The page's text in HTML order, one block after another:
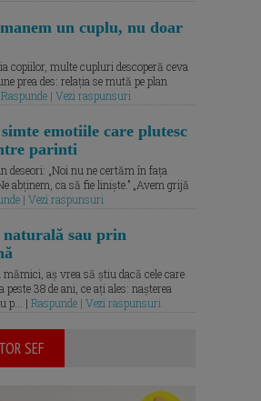
un cuplu, nu doar
copiilor, multe cupluri descoperă ceva
prea des: relația se mută pe plan
Raspunde | Vezi raspunsuri
emotiile care plutesc
parinti
deseori: „Noi nu ne certăm în fața
abținem, ca să fie liniște.” „Avem grijă
| Vezi raspunsuri
naturală sau prin
mămici, aș vrea să știu dacă cele care
peste 38 de ani, ce ați ales: nașterea
p... | Raspunde | Vezi raspunsuri
SEF